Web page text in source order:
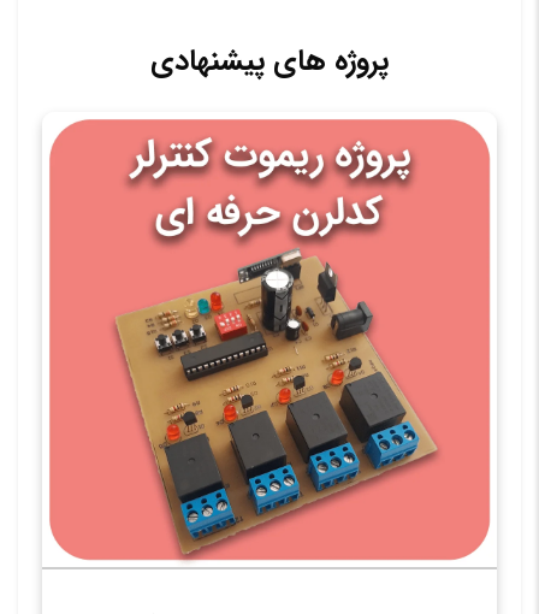
پروژه های پیشنهادی